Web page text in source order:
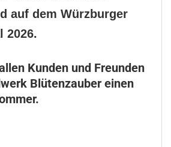
auf dem Würzburger
2026.
Kunden und Freunden
Blütenzauber einen